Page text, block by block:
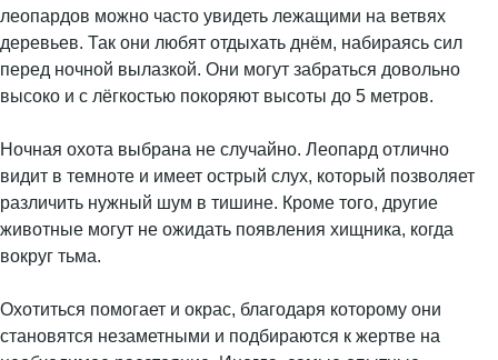
леопардов можно часто увидеть лежащими на ветвях
деревьев. Так они любят отдыхать днём, набираясь сил
перед ночной вылазкой. Они могут забраться довольно
высоко и с лёгкостью покоряют высоты до 5 метров.
Ночная охота выбрана не случайно. Леопард отлично
видит в темноте и имеет острый слух, который позволяет
различить нужный шум в тишине. Кроме того, другие
животные могут не ожидать появления хищника, когда
вокруг тьма.
Охотиться помогает и окрас, благодаря которому они
становятся незаметными и подбираются к жертве на